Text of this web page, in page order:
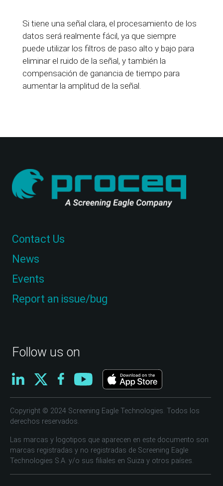
Si tiene una señal clara, el procesamiento de los
datos será realmente fácil, ya que siempre
puede utilizar los filtros de paso alto y bajo para
eliminar el ruido de la señal, y también la
compensación de ganancia de tiempo para
aumentar la amplitud de la señal.
Follow us on
Contact Us
News
Events
Report an issue/bug
Copyright © 2024 Screening Eagle Technologies. Todos los
derechos reservados.
Las marcas y logotipos que aparecen en este documento son
marcas registradas y no registradas de Screening Eagle
Technologies S.A. y/o sus filiales en Suiza y otros países.